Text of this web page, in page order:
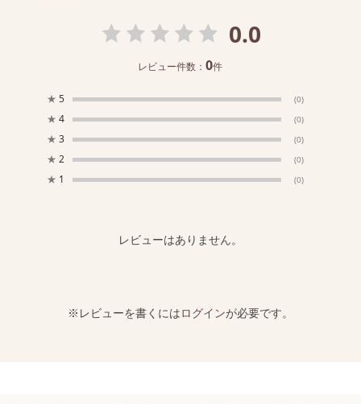
0.0
レビュー件数：0件
★ 5 (0)
★ 4 (0)
★ 3 (0)
★ 2 (0)
★ 1 (0)
レビューはありません。
※レビューを書くにはログインが必要です。